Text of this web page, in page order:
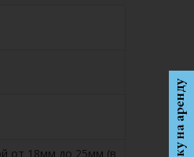
от 18мм до 25мм (в